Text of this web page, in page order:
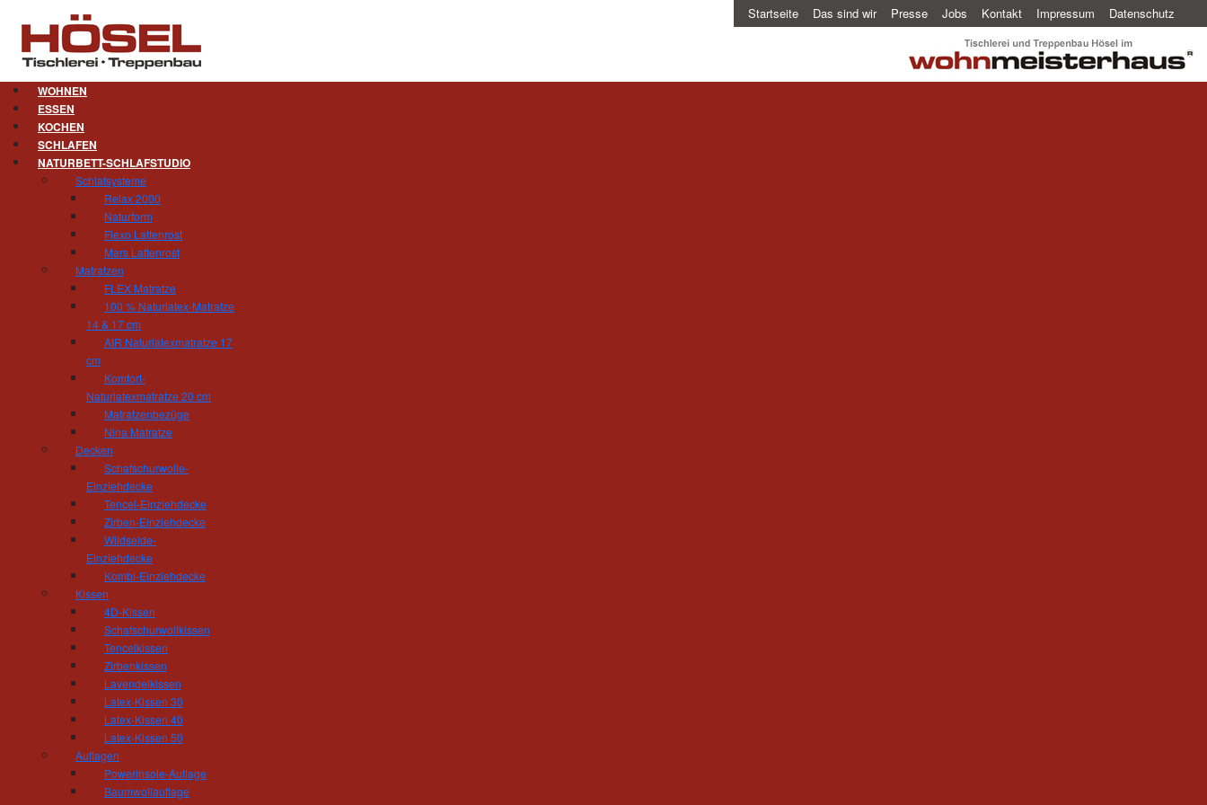
Startseite Das sind wir Presse Jobs Kontakt Impressum Datenschutz
WOHNEN
ESSEN
KOCHEN
SCHLAFEN
NATURBETT-SCHLAFSTUDIO
Schlafsysteme
Relax 2000
Naturform
Flexo Lattenrost
Mars Lattenrost
Matratzen
FLEX Matratze
100 % Naturlatex-Matratze
14 & 17 cm
AIR Naturlatexmatratze 17
cm
Komfort-
Naturlatexmatratze 20 cm
Matratzenbezüge
Nina Matratze
Decken
Schafschurwolle-
Einziehdecke
Tencel-Einziehdecke
Zirben-Einziehdecke
Wildseide-
Einziehdecke
Kombi-Einziehdecke
Kissen
4D-Kissen
Schafschurwollkissen
Tencelkissen
Zirbenkissen
Lavendelkissen
Latex-Kissen 30
Latex-Kissen 40
Latex-Kissen 50
Auflagen
Powerinsole-Auflage
Baumwollauflage
regional | nachhaltig | Tischlerei Hösel
Liebe Besucherinnen, liebe Besucher,
Weg zu uns gefunden haben. Hier können Sie sich einen ersten Eindruck über uns und unsere Arbeit
Unternehmenskonzept und die Zufriedenheit unserer Kund:innen im Mittelpunkt stehen.
Schon heute laden wir Sie ein, uns auch einmal ganz persönlich im WOHNMEISTERHAUS zu besuchen,
um sich von uns und unserer Philosophie zu überzeugen. Es erwartet Sie eine über 200m² große
Wohnausstellung, in der wir Sie zu Ihren ganz persönlichen Wohnvorstellungen beraten. Hier können
Sie verschiedene Hölzer in Augenschein nehmen, passende Materialien und Farben aussuchen und an
vielen Wohnbeispielen die Funktion des neuen Möbelstücks ausprobieren.
Mit wohnmeisterlichen Grüßen